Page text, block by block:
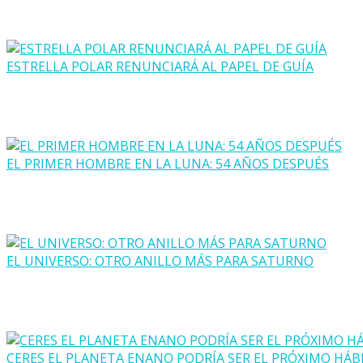
ESTRELLA POLAR RENUNCIARÁ AL PAPEL DE GUÍA
EL PRIMER HOMBRE EN LA LUNA: 54 AÑOS DESPUÉS
EL UNIVERSO: OTRO ANILLO MÁS PARA SATURNO
CERES EL PLANETA ENANO PODRÍA SER EL PRÓXIMO